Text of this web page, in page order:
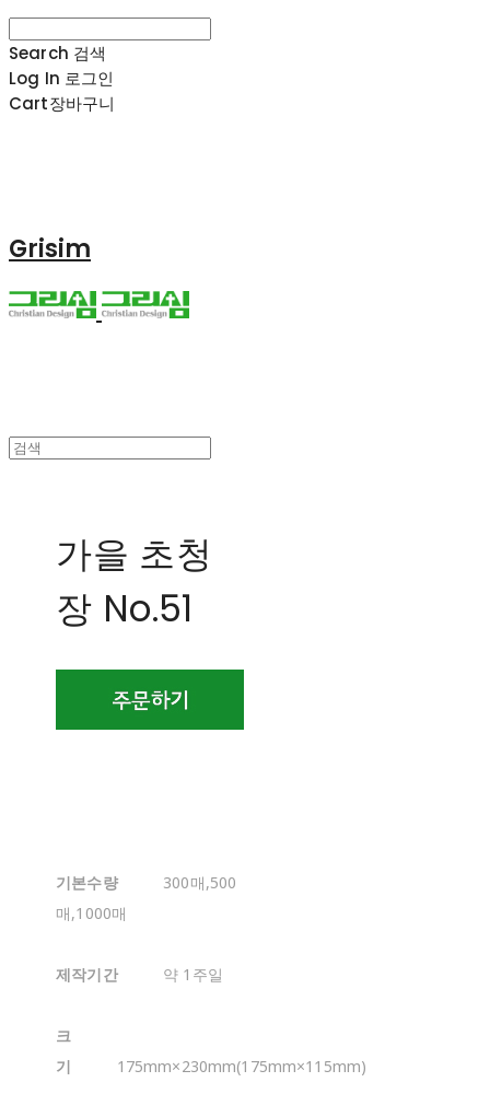
Search 검색
Log In 로그인
Cart장바구니
Grisim
가을 초청
장 No.51
기본수량
300매,500
매,1000매
제작기간 약 1주일
크
기
175mm×230mm(175mm×115mm)